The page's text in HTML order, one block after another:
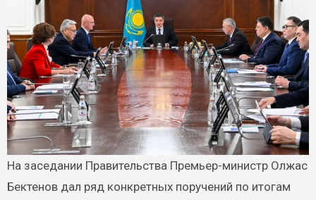
На заседании Правительства Премьер-министр Олжас
Бектенов дал ряд конкретных поручений по итогам